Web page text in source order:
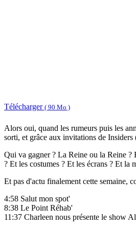
Télécharger ( 90 Mo )
Alors oui, quand les rumeurs puis les
sorti, et grâce aux invitations de
Qui va gagner ? La Reine ou la Reine ?
? Et les costumes ? Et les écrans ? Et
Et pas d'actu finalement cette semaine,
4:58 Salut mon spot'
8:38 Le Point Réhab'
11:37 Charleen nous présente le show